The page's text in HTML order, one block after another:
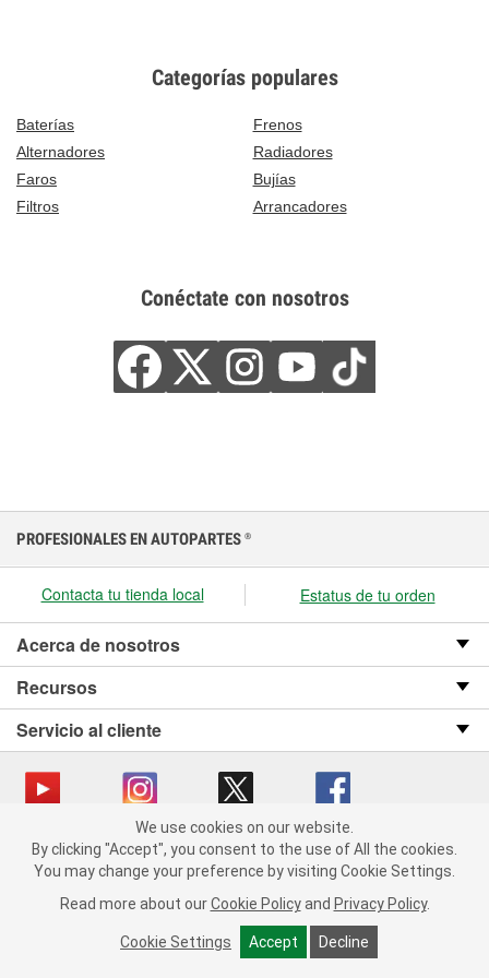
Categorías populares
Baterías
Frenos
Alternadores
Radiadores
Faros
Bujías
Filtros
Arrancadores
Conéctate con nosotros
We use cookies on our website. By clicking "Accept", you consent
to the use of All the cookies.
You may change your preference by visiting Cookie Settings.
Read more about our Cookie Policy and Privacy Policy.
Cookie Settings Accept Decline
PROFESIONALES EN AUTOPARTES ®
Contacta tu tienda local Estatus de tu orden
Acerca de nosotros
Recursos
Servicio al cliente
Copyright © 2008-2026 O’Reilly Auto Parts v OST_3.2.0.0.729 (3) cv1361
catalog_main
Política de privacidad
Ley de transparencia en las cadenas de suministro
We use cookies on our website.
By clicking "Accept", you consent to the use of All the cookies.
You may change your preference by visiting Cookie Settings.
Read more about our Cookie Policy and Privacy Policy.
Cookie Settings Accept Decline